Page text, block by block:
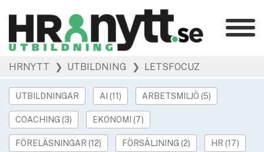
Kategorier
HR Barometer
HR-yrket
Ledarskap
Arbetsmiljö
Rekrytering »
HRNYTT ❯ UTBILDNING ❯ LETSFOCUZ
UTBILDNINGAR AI (11) ARBETSMILJÖ (5)
COACHING (3) EKONOMI (7)
FÖRELÄSNINGAR (12) FÖRSÄLJNING (2) HR (17)